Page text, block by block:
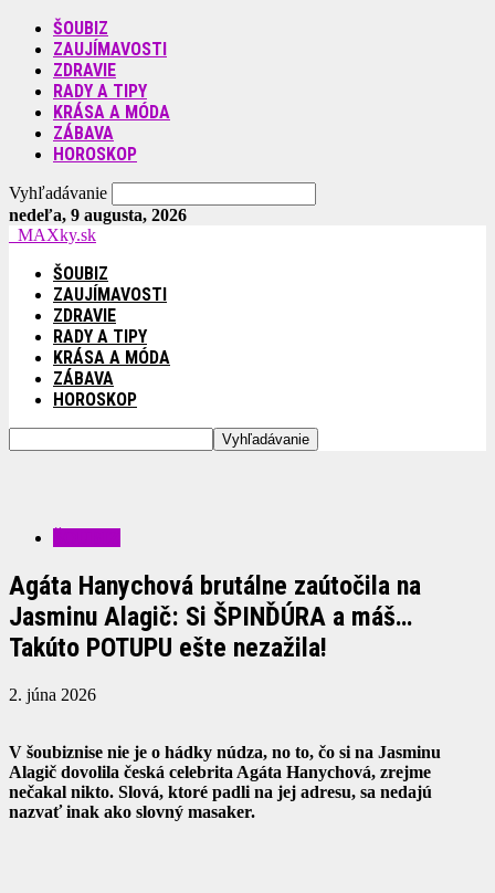
ŠOUBIZ
ZAUJÍMAVOSTI
ZDRAVIE
RADY A TIPY
KRÁSA A MÓDA
ZÁBAVA
HOROSKOP
Vyhľadávanie
nedeľa, 9 augusta, 2026
MAXky.sk
ŠOUBIZ
ZAUJÍMAVOSTI
ZDRAVIE
RADY A TIPY
KRÁSA A MÓDA
ZÁBAVA
HOROSKOP
Agáta Hanychová brutálne zaútočila na
Jasminu Alagič: Si ŠPINĎÚRA a máš…
Takúto POTUPU ešte nezažila!
2. júna 2026
V šoubiznise nie je o hádky núdza, no to, čo si na Jasminu
Alagič dovolila česká celebrita Agáta Hanychová, zrejme
nečakal nikto. Slová, ktoré padli na jej adresu, sa nedajú
nazvať inak ako slovný masaker.